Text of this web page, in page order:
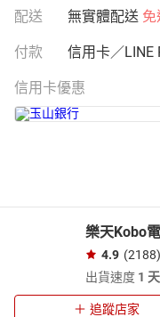
配送 無實體配送 免
付款 信用卡／LINE
信用卡優惠
樂天Kobo
4.9 (2188)
出貨速度 1 天
追蹤店家